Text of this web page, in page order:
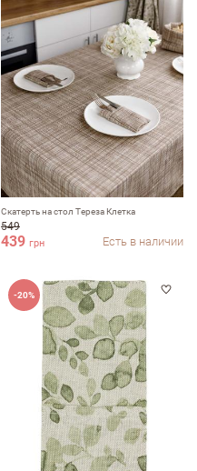
Скатерть на стол Тереза Клетка
549
439 грн Есть в наличии
-20%